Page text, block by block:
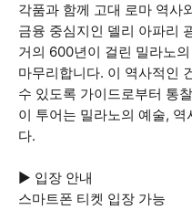
각품과 함께 고대 로마 역사
금융 중심지인 델리 아파리
거의 600년이 걸린 밀라노
마무리합니다. 이 역사적인
수 있도록 가이드로부터 통
이 투어는 밀라노의 예술,
다.
▶ 입장 안내
스마트폰 티켓 입장 가능